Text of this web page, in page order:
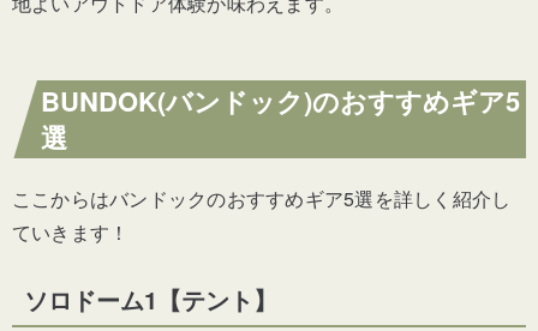
BUNDOK(バンドック)のおすすめギア5
選
ここからはバンドックのおすすめギア5選を詳しく紹介し
ていきます！
ソロドーム1【テント】